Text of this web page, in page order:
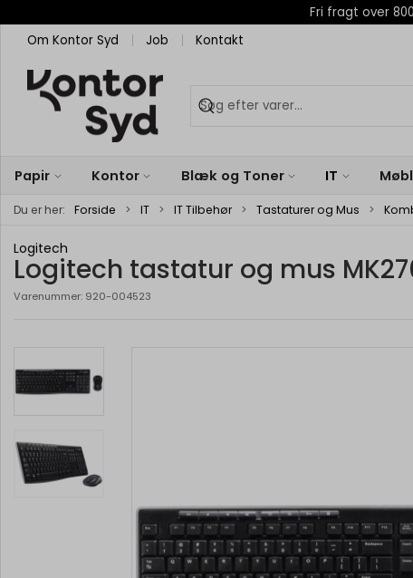
Fri fragt over
Om Kontor Syd
Job Kontakt
Papir Kontor Blæk og Toner IT
Du er her: Forside IT IT Tilbehør Tastaturer og Mus
Logitech
Logitech tastatur og mus
Varenummer: 920-004523